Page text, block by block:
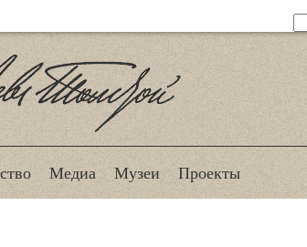
Толстой
Медиа Музеи Проекты